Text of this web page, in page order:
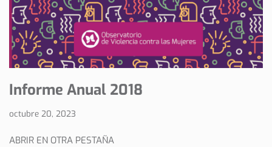
Informe Anual 2018
octubre 20, 2023
ABRIR EN OTRA PESTAÑA